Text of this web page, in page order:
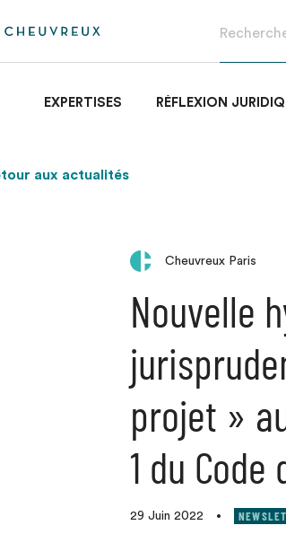
EXPERTISES RÉFLEXION
aux actualités
Cheuvreux Paris
Nouvelle
projet »
1 du Code
29 Juin 2022 •